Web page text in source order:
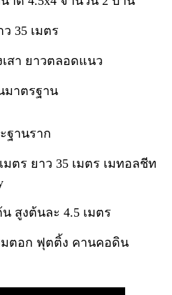
35 เมตร
สา ยาวตลอดแนว
มาตรฐาน
ฐานราก
ตร ยาว 35 เมตร เมทอลชีท
สูงต้นละ 4.5 เมตร
มตอก ฟุตติ้ง คานคอดิน